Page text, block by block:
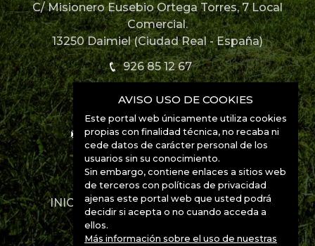
C/ Misionero Eusebio Ortega Torres, 7 Local
Comercial.
13250 Daimiel (Ciudad Real - España)
926 85 12 67
926 85 52 49
info@manchabirds.com
Ubicación
INICIO DESTINOS
ESPECIES
CONTACTO
AVISO USO DE COOKIES
Este portal web únicamente utiliza cookies
propias con finalidad técnica, no recaba ni
cede datos de carácter personal de los
usuarios sin su conocimiento.
Sin embargo, contiene enlaces a sitios web
de terceros con políticas de privacidad
ajenas este portal web que usted podrá
decidir si acepta o no cuando acceda a
ellos.
Más información sobre el uso de nuestras